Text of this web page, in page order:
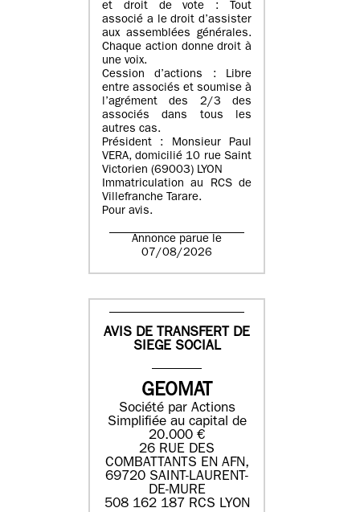
et droit de vote : Tout
associé a le droit d’assister
aux assemblées générales.
Chaque action donne droit à
une voix.
Cession d’actions : Libre
entre associés et soumise à
l’agrément des 2/3 des
associés dans tous les
autres cas.
Président : Monsieur Paul
VERA, domicilié 10 rue Saint
Victorien (69003) LYON
Immatriculation au RCS de
Villefranche Tarare.
Pour avis.
Annonce parue le
07/08/2026
AVIS DE TRANSFERT DE
SIEGE SOCIAL
GEOMAT
Société par Actions
Simplifiée au capital de
20.000 €
26 RUE DES
COMBATTANTS EN AFN,
69720 SAINT-LAURENT-
DE-MURE
508 162 187 RCS LYON